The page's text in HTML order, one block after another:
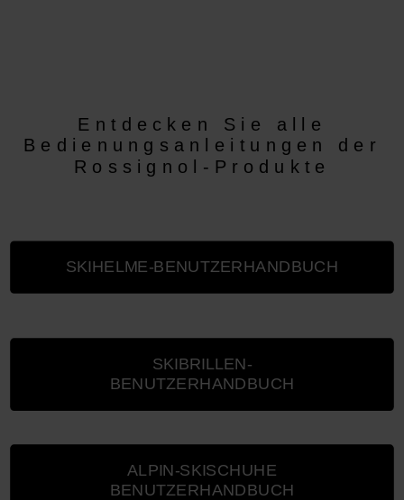
Entdecken Sie alle
Bedienungsanleitungen der
Rossignol-Produkte
ALPIN-SKISCHUHE
BENUTZERHANDBUCH
SKIBRILLEN-
BENUTZERHANDBUCH
SKIHELME-BENUTZERHANDBUCH